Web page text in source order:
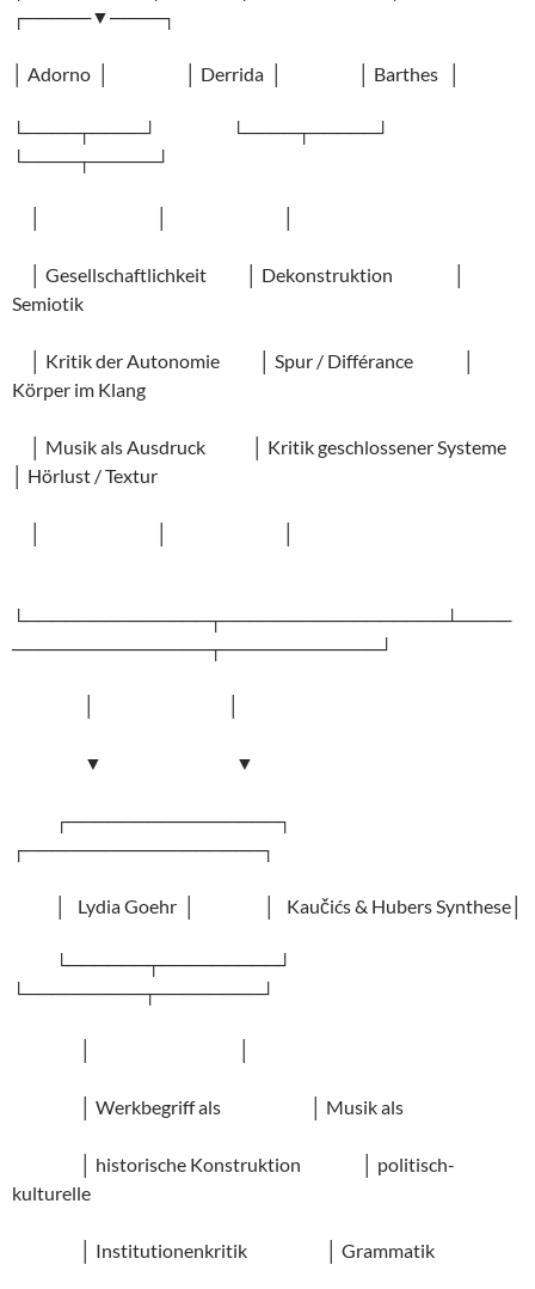
┌─────▼────┐
│ Adorno │ │ Derrida │ │ Barthes │
└────┬────┘ └────┬─────┘
└────┬─────┘
│ Gesellschaftlichkeit │ Dekonstruktion │
Semiotik
│ Kritik der Autonomie │ Spur / Différance │
Körper im Klang
│ Musik als Ausdruck │ Kritik geschlossener Systeme
│ Hörlust / Textur
└──────────────┬─────────────────┴────
───────────────┬────────────┘
▼ ▼
┌────────────────┐
┌──────────────────┐
│ Lydia Goehr │ │ Kaučićs & Hubers Synthese│
└──────┬─────────┘
└─────────┬────────┘
│ Werkbegriff als │ Musik als
│ historische Konstruktion │ politisch-
kulturelle
│ Institutionenkritik │ Grammatik